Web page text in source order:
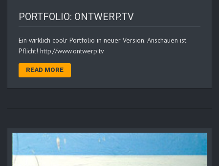
PORTFOLIO: ONTWERP.TV
Ein wirklich coolr Portfolio in neuer Version. Anschauen ist
Pflicht! http://www.ontwerp.tv
READ MORE